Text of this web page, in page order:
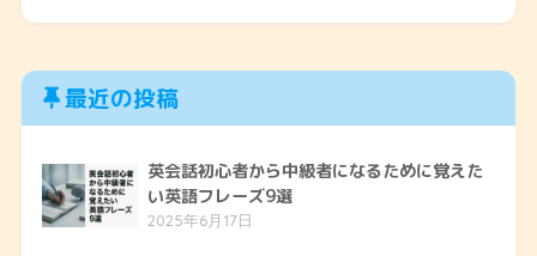
最近の投稿
英会話初心者から中級者になるために覚えた
い英語フレーズ9選
2025年6月17日